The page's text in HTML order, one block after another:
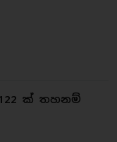
ක් තහනම්